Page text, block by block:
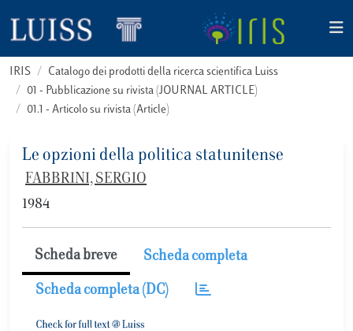
IRIS
Catalogo dei prodotti della ricerca scientifica Luiss
01 - Pubblicazione su rivista (JOURNAL ARTICLE)
01.1 - Articolo su rivista (Article)
Le opzioni della politica statunitense
FABBRINI, SERGIO
1984
Scheda breve Scheda completa
Scheda completa (DC)